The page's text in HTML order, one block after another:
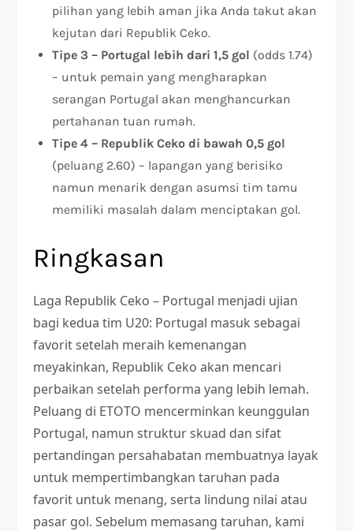
pilihan yang lebih aman jika Anda takut akan
kejutan dari Republik Ceko.
Tipe 3 – Portugal lebih dari 1,5 gol (odds 1.74)
– untuk pemain yang mengharapkan
serangan Portugal akan menghancurkan
pertahanan tuan rumah.
Tipe 4 – Republik Ceko di bawah 0,5 gol
(peluang 2.60) – lapangan yang berisiko
namun menarik dengan asumsi tim tamu
memiliki masalah dalam menciptakan gol.
Ringkasan
Laga Republik Ceko – Portugal menjadi ujian
bagi kedua tim U20: Portugal masuk sebagai
favorit setelah meraih kemenangan
meyakinkan, Republik Ceko akan mencari
perbaikan setelah performa yang lebih lemah.
Peluang di ETOTO mencerminkan keunggulan
Portugal, namun struktur skuad dan sifat
pertandingan persahabatan membuatnya layak
untuk mempertimbangkan taruhan pada
favorit untuk menang, serta lindung nilai atau
pasar gol. Sebelum memasang taruhan, kami